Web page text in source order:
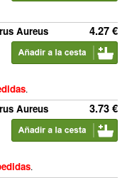
4.27 €
Aureus
.
3.73 €
Aureus
.